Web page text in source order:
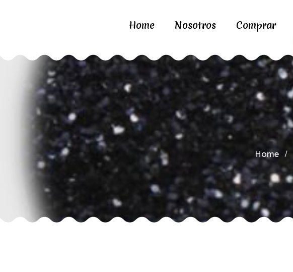
Home Nosotros Comprar
Home